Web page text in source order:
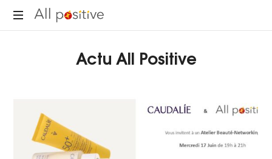
All
Actu All Positive